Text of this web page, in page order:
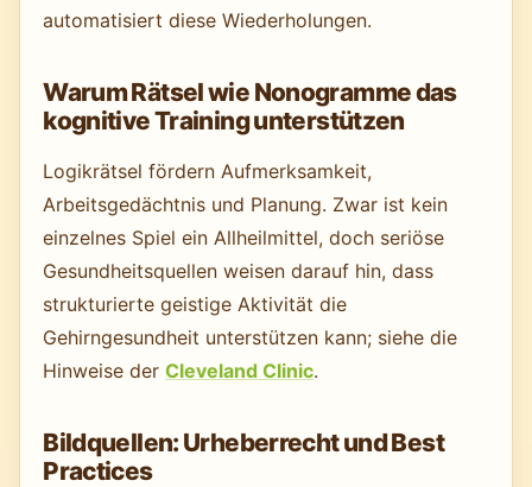
automatisiert diese Wiederholungen.
Warum Rätsel wie Nonogramme das
kognitive Training unterstützen
Logikrätsel fördern Aufmerksamkeit,
Arbeitsgedächtnis und Planung. Zwar ist kein
einzelnes Spiel ein Allheilmittel, doch seriöse
Gesundheitsquellen weisen darauf hin, dass
strukturierte geistige Aktivität die
Gehirngesundheit unterstützen kann; siehe die
Hinweise derCleveland Clinic.
Bildquellen: Urheberrecht und Best
Practices